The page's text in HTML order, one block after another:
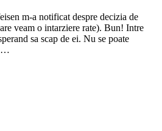
m-a notificat despre decizia de
veam o intarziere rate). Bun! Intre
sa scap de ei. Nu se poate